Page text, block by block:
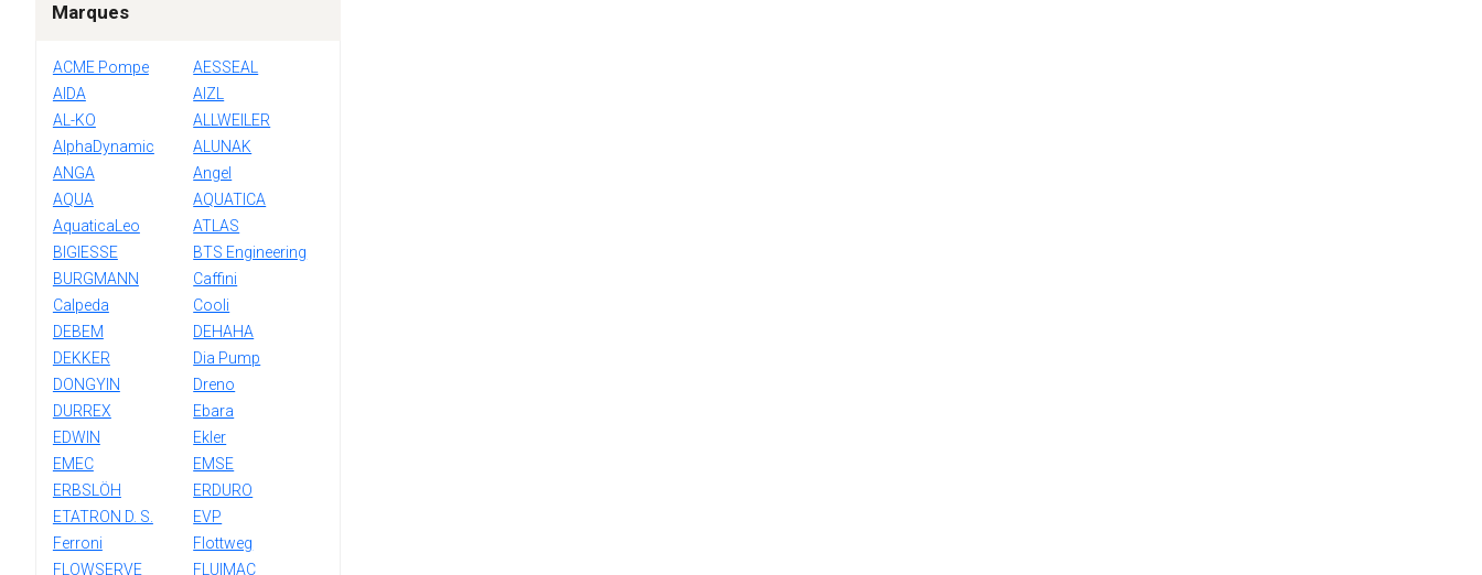
Marques
ACME Pompe
AESSEAL
AIDA
AIZL
AL-KO
ALLWEILER
AlphaDynamic
ALUNAK
ANGA
Angel
AQUA
AQUATICA
AquaticaLeo
ATLAS
BIGIESSE
BTS Engineering
BURGMANN
Caffini
Calpeda
Cooli
DEBEM
DEHAHA
DEKKER
Dia Pump
DONGYIN
Dreno
DURREX
Ebara
EDWIN
Ekler
EMEC
EMSE
ERBSLÖH
ERDURO
ETATRON D. S.
EVP
Ferroni
Flottweg
FLOWSERVE
FLUIMAC